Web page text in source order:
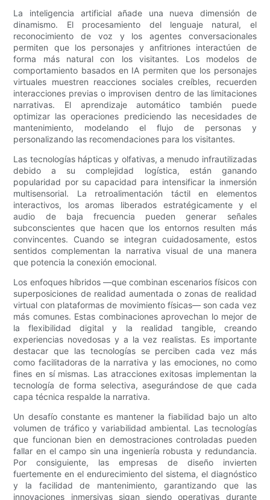
La inteligencia artificial añade una nueva dimensión de
dinamismo. El procesamiento del lenguaje natural, el
reconocimiento de voz y los agentes conversacionales
permiten que los personajes y anfitriones interactúen de
forma más natural con los visitantes. Los modelos de
comportamiento basados ​​en IA permiten que los personajes
virtuales muestren reacciones sociales creíbles, recuerden
interacciones previas o improvisen dentro de las limitaciones
narrativas. El aprendizaje automático también puede
optimizar las operaciones prediciendo las necesidades de
mantenimiento, modelando el flujo de personas y
personalizando las recomendaciones para los visitantes.
Las tecnologías hápticas y olfativas, a menudo infrautilizadas
debido a su complejidad logística, están ganando
popularidad por su capacidad para intensificar la inmersión
multisensorial. La retroalimentación táctil en elementos
interactivos, los aromas liberados estratégicamente y el
audio de baja frecuencia pueden generar señales
subconscientes que hacen que los entornos resulten más
convincentes. Cuando se integran cuidadosamente, estos
sentidos complementan la narrativa visual de una manera
que potencia la conexión emocional.
Los enfoques híbridos —que combinan escenarios físicos con
superposiciones de realidad aumentada o zonas de realidad
virtual con plataformas de movimiento físicas— son cada vez
más comunes. Estas combinaciones aprovechan lo mejor de
la flexibilidad digital y la realidad tangible, creando
experiencias novedosas y a la vez realistas. Es importante
destacar que las tecnologías se perciben cada vez más
como facilitadoras de la narrativa y las emociones, no como
fines en sí mismas. Las atracciones exitosas implementan la
tecnología de forma selectiva, asegurándose de que cada
capa técnica respalde la narrativa.
Un desafío constante es mantener la fiabilidad bajo un alto
volumen de tráfico y variabilidad ambiental. Las tecnologías
que funcionan bien en demostraciones controladas pueden
fallar en el campo sin una ingeniería robusta y redundancia.
Por consiguiente, las empresas de diseño invierten
fuertemente en el endurecimiento del sistema, el diagnóstico
y la facilidad de mantenimiento, garantizando que las
innovaciones inmersivas sigan siendo operativas durante